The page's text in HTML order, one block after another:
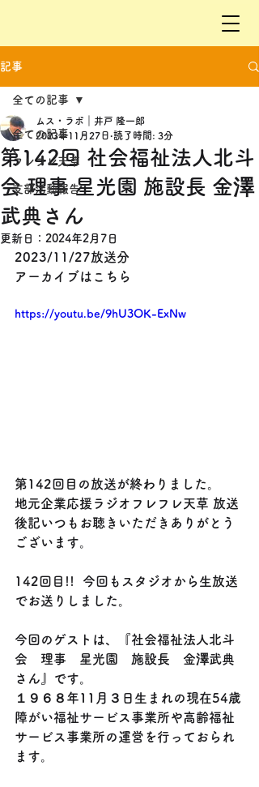
記事
全ての記事
フレフレ天草
支部活動報告
全ての記事
第142回 社会福祉法人北斗
会 理事 星光園 施設長 金澤
武典さん
ムス・ラボ｜井戸 隆一郎
2023年11月27日 読了時間: 3分
更新日： 2024年2月7日
2023/11/27放送分
アーカイブはこちら
https://youtu.be/9hU3OK-ExNw
第142回目の放送が終わりました。
地元企業応援ラジオフレフレ天草 放送
後記いつもお聴きいただきありがとう
ございます。
142回目!!️  今回もスタジオから生放送
でお送りしました。
今回のゲストは、『社会福祉法人北斗
会　理事　星光園　施設長　金澤武典
さん』です。
１９６８年11月３日生まれの現在54歳
障がい福祉サービス事業所や高齢福祉
サービス事業所の運営を行っておられ
ます。